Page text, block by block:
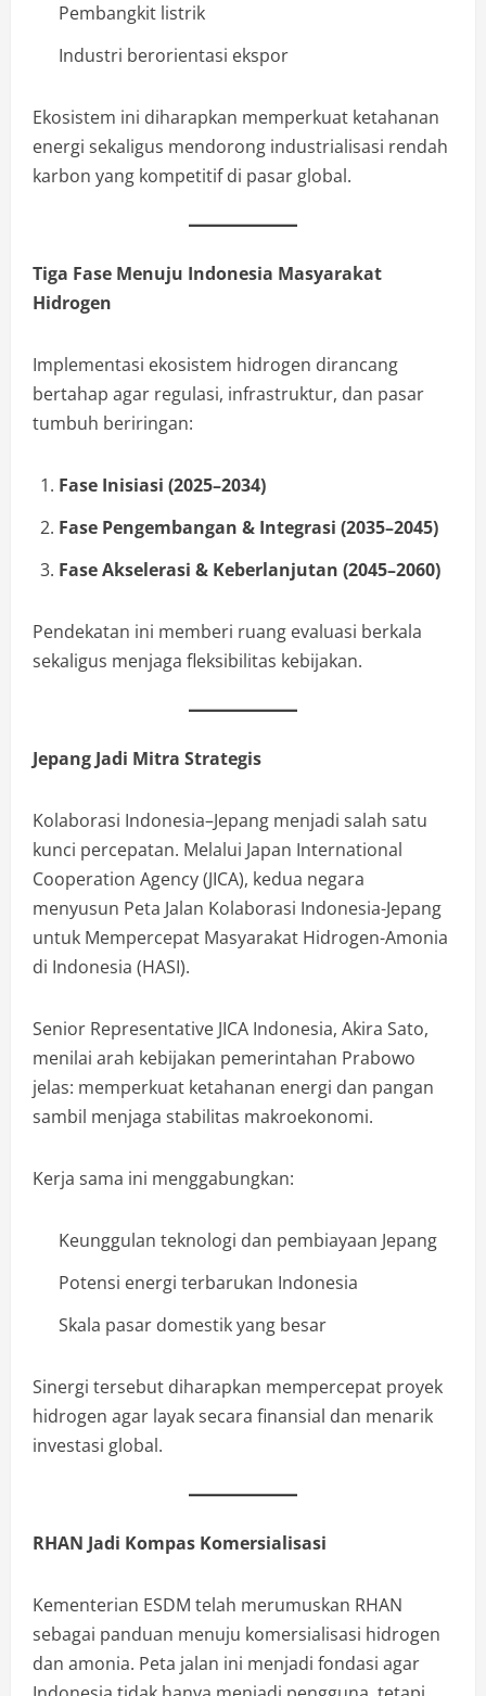
Pembangkit listrik
Industri berorientasi ekspor
Ekosistem ini diharapkan memperkuat ketahanan
energi sekaligus mendorong industrialisasi rendah
karbon yang kompetitif di pasar global.
Tiga Fase Menuju Indonesia Masyarakat
Hidrogen
Implementasi ekosistem hidrogen dirancang
bertahap agar regulasi, infrastruktur, dan pasar
tumbuh beriringan:
Fase Inisiasi (2025–2034)
Fase Pengembangan & Integrasi (2035–2045)
Fase Akselerasi & Keberlanjutan (2045–2060)
Pendekatan ini memberi ruang evaluasi berkala
sekaligus menjaga fleksibilitas kebijakan.
Jepang Jadi Mitra Strategis
Kolaborasi Indonesia–Jepang menjadi salah satu
kunci percepatan. Melalui Japan International
Cooperation Agency (JICA), kedua negara
menyusun Peta Jalan Kolaborasi Indonesia-Jepang
untuk Mempercepat Masyarakat Hidrogen-Amonia
di Indonesia (HASI).
Senior Representative JICA Indonesia, Akira Sato,
menilai arah kebijakan pemerintahan Prabowo
jelas: memperkuat ketahanan energi dan pangan
sambil menjaga stabilitas makroekonomi.
Kerja sama ini menggabungkan:
Keunggulan teknologi dan pembiayaan Jepang
Potensi energi terbarukan Indonesia
Skala pasar domestik yang besar
Sinergi tersebut diharapkan mempercepat proyek
hidrogen agar layak secara finansial dan menarik
investasi global.
RHAN Jadi Kompas Komersialisasi
Kementerian ESDM telah merumuskan RHAN
sebagai panduan menuju komersialisasi hidrogen
dan amonia. Peta jalan ini menjadi fondasi agar